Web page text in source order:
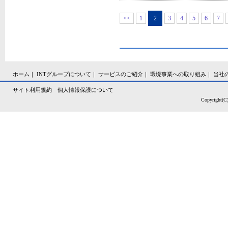
<< 1 2 3 4 5 6 7
ホーム ｜ INTグループについて ｜ サービスのご紹介 ｜ 環境事業への取り組み ｜ 当社
サイト利用規約 個人情報保護について